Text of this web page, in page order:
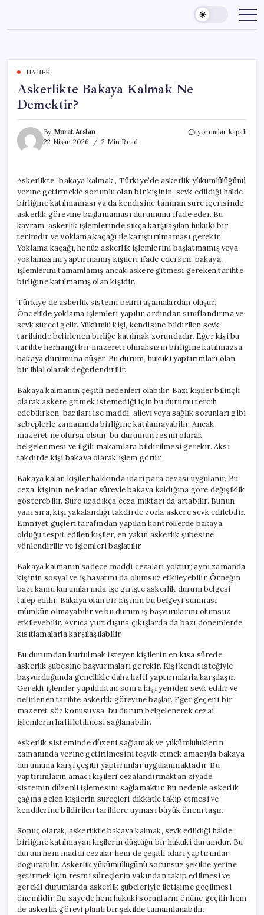
content
HABER
Askerlikte Bakaya Kalmak Ne
Demektir?
By Murat Arslan
22 Nisan 2026
2 Min Read
Askerlikte
için
yorumlar kapalı
Askerlikte “bakaya kalmak”, Türkiye’de askerlik yükümlülüğünü
yerine getirmekle sorumlu olan bir kişinin, sevk edildiği hâlde
birliğine katılmaması ya da kendisine tanınan süre içerisinde
askerlik görevine başlamaması durumunu ifade eder. Bu
kavram, askerlik işlemlerinde sıkça karşılaşılan hukuki bir
terimdir ve yoklama kaçağı ile karıştırılmaması gerekir.
Yoklama kaçağı, henüz askerlik işlemlerini başlatmamış veya
yoklamasını yaptırmamış kişileri ifade ederken; bakaya,
işlemlerini tamamlamış ancak askere gitmesi gereken tarihte
birliğine katılmamış olan kişidir.
Türkiye’de askerlik sistemi belirli aşamalardan oluşur.
Öncelikle yoklama işlemleri yapılır, ardından sınıflandırma ve
sevk süreci gelir. Yükümlü kişi, kendisine bildirilen sevk
tarihinde belirlenen birliğe katılmak zorundadır. Eğer kişi bu
tarihte herhangi bir mazereti olmaksızın birliğine katılmazsa
bakaya durumuna düşer. Bu durum, hukuki yaptırımları olan
bir ihlal olarak değerlendirilir.
Bakaya kalmanın çeşitli nedenleri olabilir. Bazı kişiler bilinçli
olarak askere gitmek istemediği için bu durumu tercih
edebilirken, bazıları ise maddi, ailevi veya sağlık sorunları gibi
sebeplerle zamanında birliğine katılamayabilir. Ancak
mazeret ne olursa olsun, bu durumun resmi olarak
belgelenmesi ve ilgili makamlara bildirilmesi gerekir. Aksi
takdirde kişi bakaya olarak işlem görür.
Bakaya kalan kişiler hakkında idari para cezası uygulanır. Bu
ceza, kişinin ne kadar süreyle bakaya kaldığına göre değişiklik
gösterebilir. Süre uzadıkça ceza miktarı da artabilir. Bunun
yanı sıra, kişi yakalandığı takdirde zorla askere sevk edilebilir.
Emniyet güçleri tarafından yapılan kontrollerde bakaya
olduğu tespit edilen kişiler, en yakın askerlik şubesine
yönlendirilir ve işlemleri başlatılır.
Bakaya kalmanın sadece maddi cezaları yoktur; aynı zamanda
kişinin sosyal ve iş hayatını da olumsuz etkileyebilir. Örneğin
bazı kamu kurumlarında işe girişte askerlik durum belgesi
talep edilir. Bakaya olan bir kişinin bu belgeyi sunması
mümkün olmayabilir ve bu durum iş başvurularını olumsuz
etkileyebilir. Ayrıca yurt dışına çıkışlarda da bazı dönemlerde
kısıtlamalarla karşılaşılabilir.
Bu durumdan kurtulmak isteyen kişilerin en kısa sürede
askerlik şubesine başvurmaları gerekir. Kişi kendi isteğiyle
başvurduğunda genellikle daha hafif yaptırımlarla karşılaşır.
Gerekli işlemler yapıldıktan sonra kişi yeniden sevk edilir ve
belirlenen tarihte askerlik görevine başlar. Eğer geçerli bir
mazeret söz konusuysa, bu durum belgelenerek cezai
işlemlerin hafifletilmesi sağlanabilir.
Askerlik sisteminde düzeni sağlamak ve yükümlülüklerin
zamanında yerine getirilmesini teşvik etmek amacıyla bakaya
durumuna karşı çeşitli yaptırımlar uygulanmaktadır. Bu
yaptırımların amacı kişileri cezalandırmaktan ziyade,
sistemin düzenli işlemesini sağlamaktır. Bu nedenle askerlik
çağına gelen kişilerin süreçleri dikkatle takip etmesi ve
kendilerine bildirilen tarihlere uyması büyük önem taşır.
Sonuç olarak, askerlikte bakaya kalmak, sevk edildiği hâlde
birliğine katılmayan kişilerin düştüğü bir hukuki durumdur. Bu
durum hem maddi cezalar hem de çeşitli idari yaptırımlar
doğurabilir. Askerlik yükümlülüğünü sorunsuz şekilde yerine
getirmek için resmi süreçlerin yakından takip edilmesi ve
gerekli durumlarda askerlik şubeleriyle iletişime geçilmesi
önemlidir. Bu sayede hem hukuki sorunların önüne geçilir hem
de askerlik görevi planlı bir şekilde tamamlanabilir.